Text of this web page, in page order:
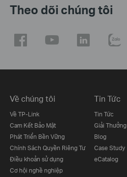
Theo dõi chúng tôi
Về chúng tôi
Về TP-Link
Cam Kết Bảo Mật
Phát Triển Bền Vững
Chính Sách Quyền Riêng Tư
Điều khoản sử dụng
Cơ hội nghề nghiệp
Tin Tức
Tin Tức
Giải Thưởng
Blog
Case Study
eCatalog